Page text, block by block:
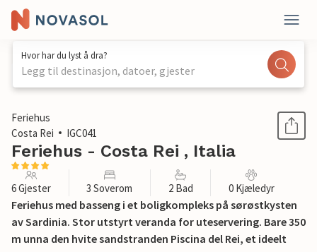
Hvor har du lyst å dra?
Legg til destinasjon, datoer, gjester
1 / 23
Feriehus
Costa Rei
IGC041
Feriehus - Costa Rei , Italia
6 Gjester 3 Soverom 2 Bad 0 Kjæledyr
Feriehus med basseng i et boligkompleks på sørøstkysten
av Sardinia. Stor utstyrt veranda for uteservering. Bare 350
m unna den hvite sandstranden Piscina del Rei, et ideelt